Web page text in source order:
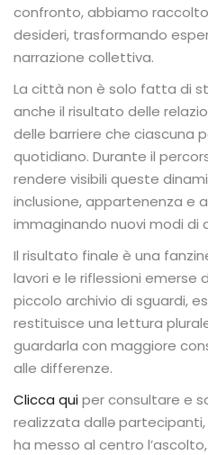
confronto, abbiamo
desideri, trasformando
narrazione collettiva.
La città non è solo fatta di
anche il risultato delle
delle barriere che ciascuna
quotidiano. Durante il
rendere visibili queste
inclusione, appartenenza e
immaginando nuovi modi di
Il risultato finale è una
lavori e le riflessioni emerse
piccolo archivio di sguardi,
restituisce una lettura
guardarla con maggiore
alle differenze.
Clicca quiper consultare e
realizzata dallə
ha messo al centro